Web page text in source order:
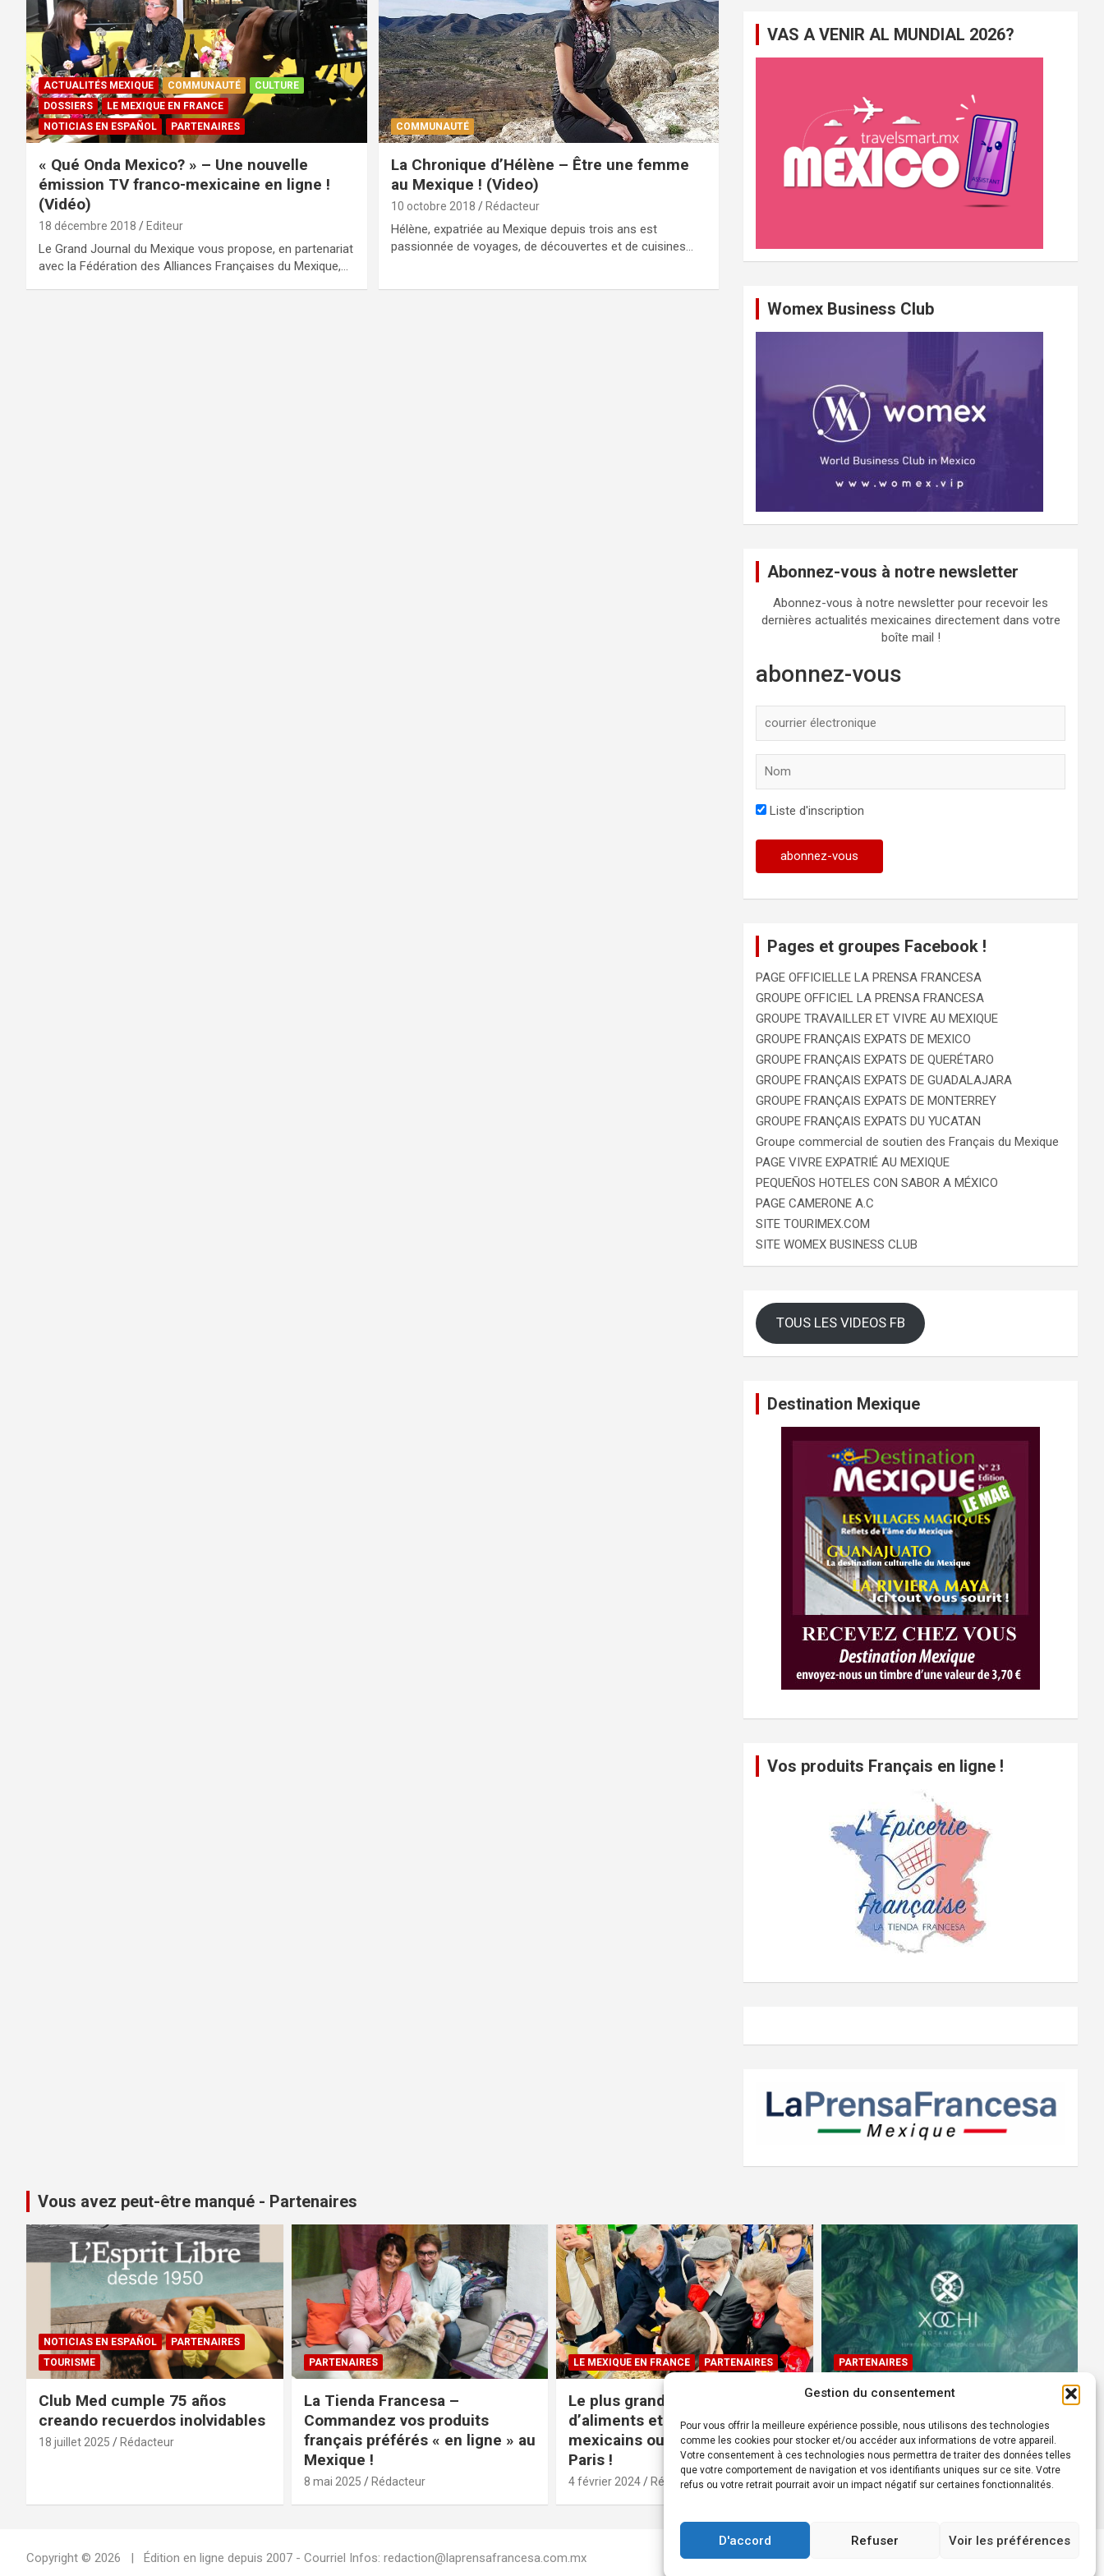
Gestion du consentement
Pour vous offrir la meilleure expérience possible, nous utilisons des technologies
comme les cookies pour stocker et/ou accéder aux informations de votre appareil.
Votre consentement à ces technologies nous permettra de traiter des données telles
que votre comportement de navigation et vos identifiants uniques sur ce site. Votre
refus ou votre retrait pourrait avoir un impact négatif sur certaines fonctionnalités.
D'accord Refuser Voir les préférences
ACTUALITÉS MEXIQUE COMMUNAUTÉ
CULTURE
DOSSIERS
LE MEXIQUE EN FRANCE
NOTICIAS EN ESPAÑOL
PARTENAIRES
« Qué Onda Mexico? » – Une nouvelle
émission TV franco-mexicaine en ligne !
(Vidéo)
18 décembre 2018 Editeur
Le Grand Journal du Mexique vous propose, en partenariat
avec la Fédération des Alliances Françaises du Mexique,…
COMMUNAUTÉ
La Chronique d’Hélène – Être une femme
au Mexique ! (Video)
10 octobre 2018 Rédacteur
Hélène, expatriée au Mexique depuis trois ans est
passionnée de voyages, de découvertes et de cuisines…
c
VAS A VENIR AL MUNDIAL 2026?
Womex Business Club
Abonnez-vous à notre newsletter
Abonnez-vous à notre newsletter pour recevoir les
dernières actualités mexicaines directement dans votre
boîte mail !
abonnez-vous
Liste d'inscription
Pages et groupes Facebook !
PAGE OFFICIELLE LA PRENSA FRANCESA
GROUPE OFFICIEL LA PRENSA FRANCESA
GROUPE TRAVAILLER ET VIVRE AU MEXIQUE
GROUPE FRANÇAIS EXPATS DE MEXICO
GROUPE FRANÇAIS EXPATS DE QUERÉTARO
GROUPE FRANÇAIS EXPATS DE GUADALAJARA
GROUPE FRANÇAIS EXPATS DE MONTERREY
GROUPE FRANÇAIS EXPATS DU YUCATAN
Groupe commercial de soutien des Français du Mexique
PAGE VIVRE EXPATRIÉ AU MEXIQUE
PEQUEÑOS HOTELES CON SABOR A MÉXICO
PAGE CAMERONE A.C
SITE TOURIMEX.COM
SITE WOMEX BUSINESS CLUB
TOUS LES VIDEOS FB
Destination Mexique
Vos produits Français en ligne !
Vous avez peut-être manqué - Partenaires
NOTICIAS EN ESPAÑOL
PARTENAIRES
TOURISME
Club Med cumple 75 años
creando recuerdos inolvidables
18 juillet 2025 Rédacteur
PARTENAIRES
La Tienda Francesa –
Commandez vos produits
français préférés « en ligne » au
Mexique !
8 mai 2025 Rédacteur
LE MEXIQUE EN FRANCE PARTENAIRES
Le plus grand magasin
d’aliments et produits
mexicains ouvre ses portes à
Paris !
4 février 2024 Rédacteur
PARTENAIRES
Devenez Ambassadeur XOCHI
BOTANICALS – « El espíritu
francés con corazón de
México! »
24 août 2022 Rédacteur
Copyright © 2026 Édition en ligne depuis 2007 - Courriel Infos: redaction@laprensafrancesa.com.mx